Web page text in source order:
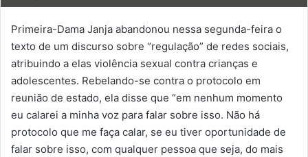
Primeira-Dama Janja abandonou nessa segunda-feira o
texto de um discurso sobre “regulação” de redes sociais,
atribuindo a elas violência sexual contra crianças e
adolescentes. Rebelando-se contra o protocolo em
reunião de estado, ela disse que “em nenhum momento
eu calarei a minha voz para falar sobre isso. Não há
protocolo que me faça calar, se eu tiver oportunidade de
falar sobre isso, com qualquer pessoa que seja, do mais